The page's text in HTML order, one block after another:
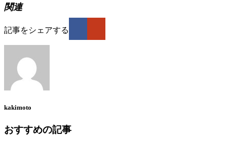
関連
記事をシェアする
kakimoto
おすすめの記事